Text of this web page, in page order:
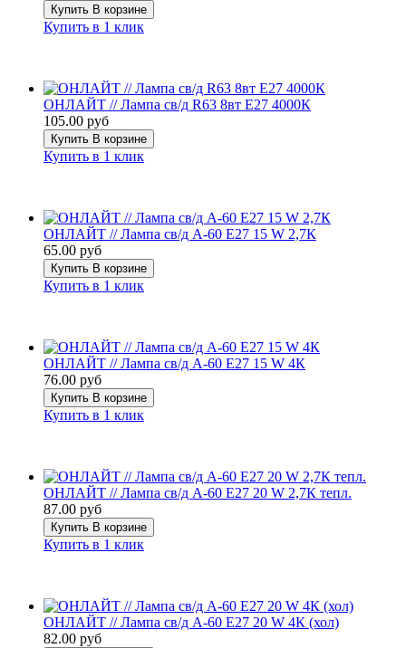
Купить В корзине
Купить в 1 клик
ОНЛАЙТ // Лампа св/д R63 8вт Е27 4000К
105.00 руб
Купить В корзине
Купить в 1 клик
ОНЛАЙТ // Лампа св/д А-60 Е27 15 W 2,7К
65.00 руб
Купить В корзине
Купить в 1 клик
ОНЛАЙТ // Лампа св/д А-60 Е27 15 W 4К
76.00 руб
Купить В корзине
Купить в 1 клик
ОНЛАЙТ // Лампа св/д А-60 Е27 20 W 2,7К тепл.
87.00 руб
Купить В корзине
Купить в 1 клик
ОНЛАЙТ // Лампа св/д А-60 Е27 20 W 4К (хол)
82.00 руб